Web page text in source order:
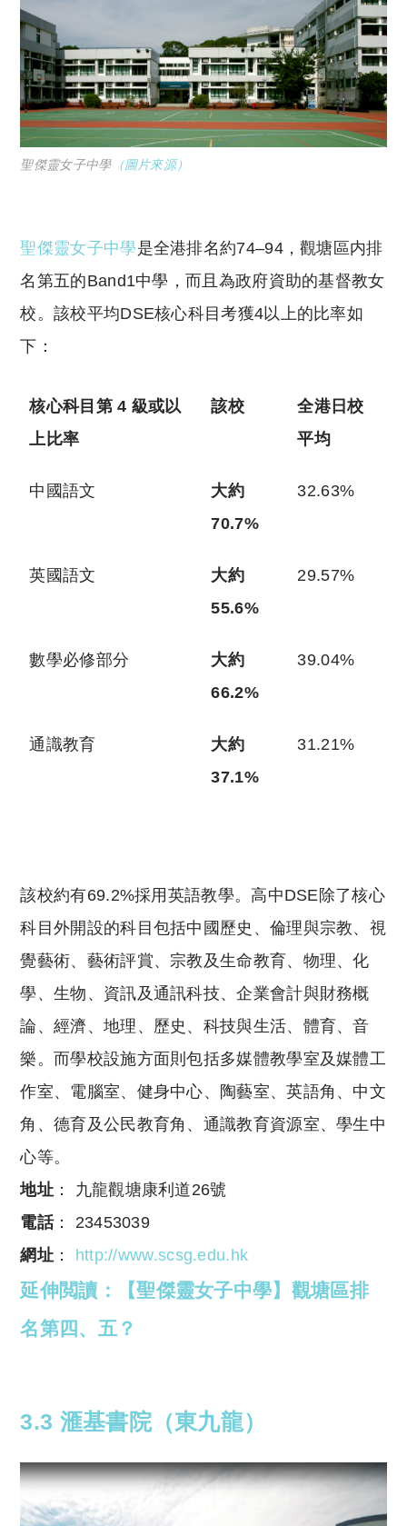
聖傑靈女子中學（圖片來源）
聖傑靈女子中學是全港排名約74–94，觀塘區内排
名第五的Band1中學，而且為政府資助的基督教女
校。該校平均DSE核心科目考獲4以上的比率如
下：
核心科目第4 級或以
上比率
該校
全港日校
平均
中國語文
大約
70.7%
32.63%
英國語文
大約
55.6%
29.57%
數學必修部分
大約
66.2%
39.04%
通識教育
大約
37.1%
31.21%
該校約有69.2%採用英語教學。高中DSE除了核心
科目外開設的科目包括中國歷史、倫理與宗教、視
覺藝術、藝術評賞、宗教及生命教育、物理、化
學、生物、資訊及通訊科技、企業會計與財務概
論、經濟、地理、歷史、科技與生活、體育、音
樂。而學校設施方面則包括多媒體教學室及媒體工
作室、電腦室、健身中心、陶藝室、英語角、中文
角、德育及公民教育角、通識教育資源室、學生中
心等。
地址 ： 九龍觀塘康利道26號
電話： 23453039
網址 ： http://www.scsg.edu.hk
延伸閲讀：【聖傑靈女子中學】觀塘區排
名第四、五？
3.3 滙基書院（東九龍）